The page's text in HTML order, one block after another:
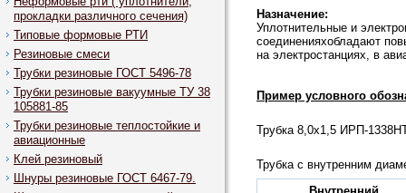
прокладки различного сечения)
Типовые формовые РТИ
Резиновые смеси
Трубки резиновые ГОСТ 5496-78
Трубки резиновые вакуумные ТУ 38
105881-85
Трубки резиновые теплостойкие и
авиационные
Клей резиновый
Шнуры резиновые ГОСТ 6467-79.
Назначение:
Уплотнительные и
соединенияхобладают
на электростанциях, в
Пример условного
Трубка 8,0х1,5 ИРП-
Трубка с внутренним